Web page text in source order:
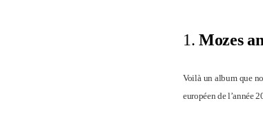
1. Mozes
Voilà un album que
européen de l’année